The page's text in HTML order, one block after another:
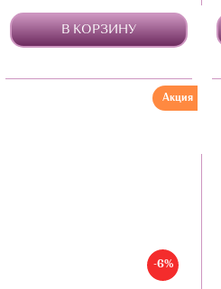
В КОРЗИНУ
-6%
Акция